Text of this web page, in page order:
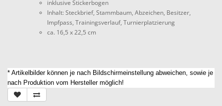
inklusive Stickerbogen
Inhalt: Steckbrief, Stammbaum, Abzeichen, Besitzer,
Impfpass, Trainingsverlauf, Turnierplatzierung
ca. 16,5 x 22,5 cm
* Artikelbilder können je nach Bildschirmeinstellung abweichen, sowie je
nach Produktion vom Hersteller möglich!